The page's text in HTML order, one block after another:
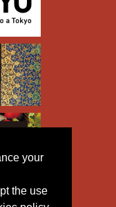
your
the use